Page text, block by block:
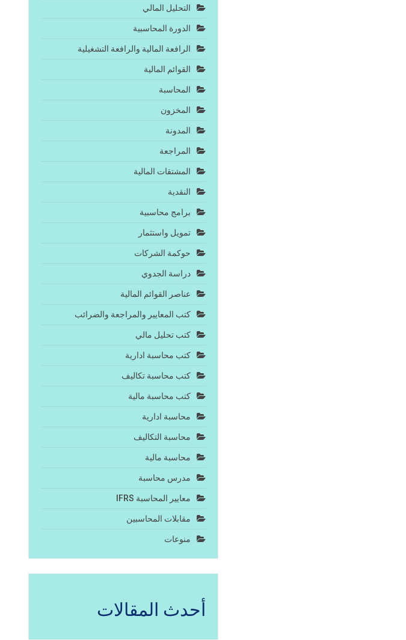
التحليل المالي
الدورة المحاسبية
الرافعة المالية والرافعة التشغيلية
القوائم المالية
المحاسبة
المخزون
المدونة
المراجعة
المشتقات المالية
النقدية
برامج محاسبية
تمويل واستثمار
حوكمة الشركات
دراسة الجدوي
عناصر القوائم المالية
كتب المعايير والمراجعة والضرائب
كتب تحليل مالي
كتب محاسبة ادارية
كتب محاسبة تكاليف
كتب محاسبة مالية
محاسبة ادارية
محاسبة التكاليف
محاسبة مالية
مدرس محاسبة
معايير المحاسبة IFRS
مقابلات المحاسبين
منوعات
أحدث المقالات